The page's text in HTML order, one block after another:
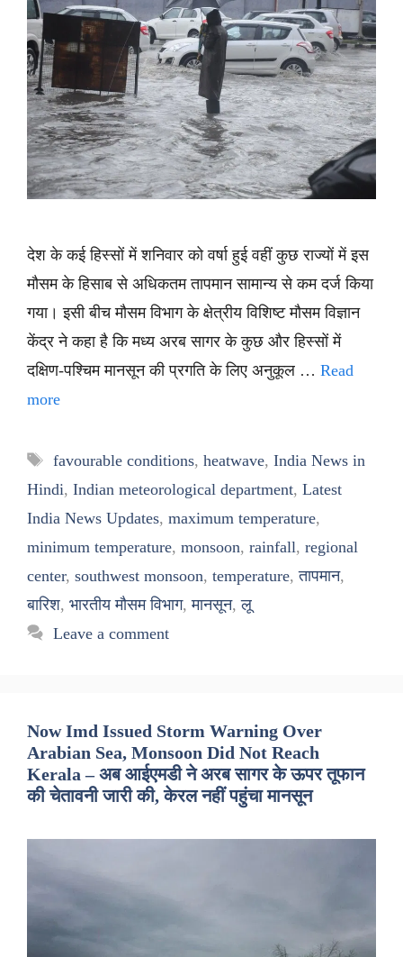
देश के कई हिस्सों में शनिवार को वर्षा हुई वहीं कुछ राज्यों में इस
मौसम के हिसाब से अधिकतम तापमान सामान्य से कम दर्ज किया
गया। इसी बीच मौसम विभाग के क्षेत्रीय विशिष्ट मौसम विज्ञान
केंद्र ने कहा है कि मध्य अरब सागर के कुछ और हिस्सों में
दक्षिण-पश्चिम मानसून की प्रगति के लिए अनुकूल … Read
more
Tags
favourable conditions, heatwave, India News in
Hindi, Indian meteorological department, Latest
India News Updates, maximum temperature,
minimum temperature, monsoon, rainfall, regional
center, southwest monsoon, temperature,तापमान,
बारिश, भारतीय मौसम विभाग,मानसून,लू
Leave a comment
Now Imd Issued Storm Warning Over
Arabian Sea, Monsoon Did Not Reach
Kerala – अब आईएमडी ने अरब सागर के ऊपर तूफान
की चेतावनी जारी की, केरल नहीं पहुंचा मानसून